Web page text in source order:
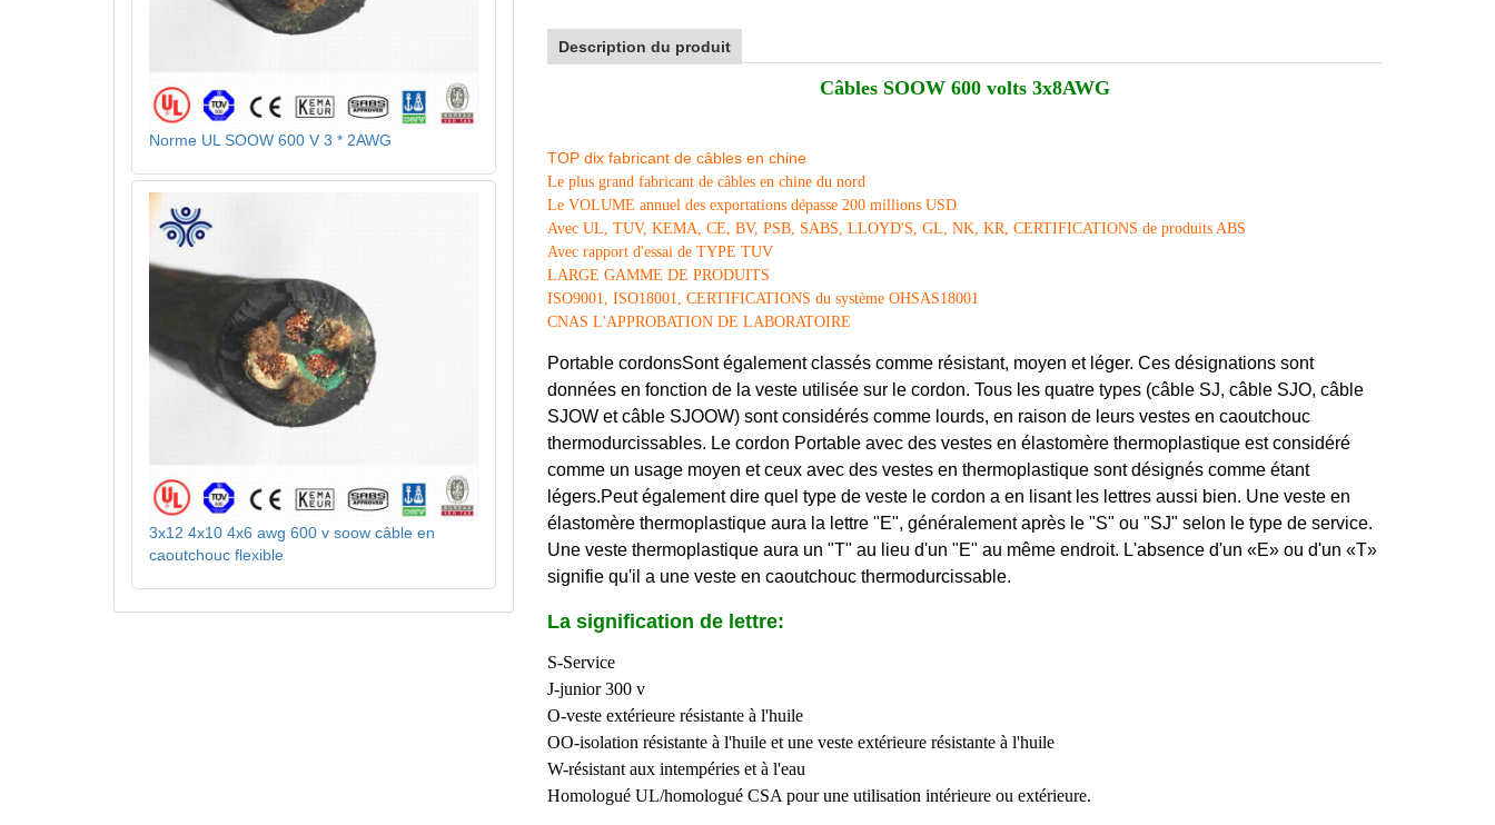
Description du produit
Câbles SOOW 600 volts 3x8AWG
TOP dix fabricant de câbles en chine
Le plus grand fabricant de câbles en chine du nord
Le VOLUME annuel des exportations dépasse 200 millions USD
Avec UL, TUV, KEMA, CE, BV, PSB, SABS, LLOYD'S, GL, NK, KR, CERTIFICATIONS de produits ABS
Avec rapport d'essai de TYPE TUV
LARGE GAMME DE PRODUITS
ISO9001, ISO18001, CERTIFICATIONS du système OHSAS18001
CNAS L'APPROBATION DE LABORATOIRE
Portable cordonsSont également classés comme résistant, moyen et léger. Ces désignations sont
données en fonction de la veste utilisée sur le cordon. Tous les quatre types (câble SJ, câble SJO, câble
SJOW et câble SJOOW) sont considérés comme lourds, en raison de leurs vestes en caoutchouc
thermodurcissables. Le cordon Portable avec des vestes en élastomère thermoplastique est considéré
comme un usage moyen et ceux avec des vestes en thermoplastique sont désignés comme étant
légers.Peut également dire quel type de veste le cordon a en lisant les lettres aussi bien. Une veste en
élastomère thermoplastique aura la lettre "E", généralement après le "S" ou "SJ" selon le type de service.
Une veste thermoplastique aura un "T" au lieu d'un "E" au même endroit. L'absence d'un «E» ou d'un «T»
signifie qu'il a une veste en caoutchouc thermodurcissable.
La signification de lettre:
S-Service
J-junior 300 v
O-veste extérieure résistante à l'huile
OO-isolation résistante à l'huile et une veste extérieure résistante à l'huile
W-résistant aux intempéries et à l'eau
Homologué UL/homologué CSA pour une utilisation intérieure ou extérieure.
Norme UL SOOW 600 V 3 * 2AWG
3x12 4x10 4x6 awg 600 v soow câble en
caoutchouc flexible